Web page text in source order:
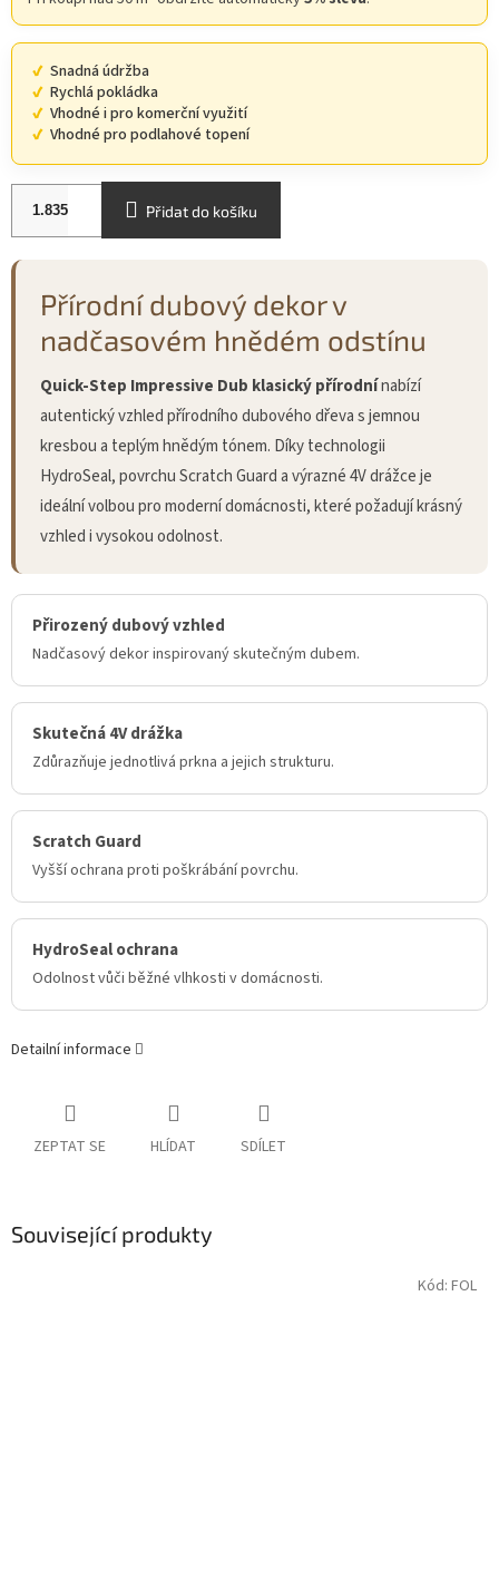
Snadná údržba
Rychlá pokládka
Vhodné i pro komerční využití
Vhodné pro podlahové topení
Přidat do košíku
Přírodní dubový dekor v
nadčasovém hnědém odstínu
Quick-Step Impressive Dub klasický přírodnínabízí
autentický vzhled přírodního dubového dřeva s jemnou
kresbou a teplým hnědým tónem. Díky technologii
HydroSeal, povrchu Scratch Guard a výrazné 4V drážce je
ideální volbou pro moderní domácnosti, které požadují krásný
vzhled i vysokou odolnost.
Přirozený dubový vzhled
Nadčasový dekor inspirovaný skutečným dubem.
Skutečná 4V drážka
Zdůrazňuje jednotlivá prkna a jejich strukturu.
Scratch Guard
Vyšší ochrana proti poškrábání povrchu.
HydroSeal ochrana
Odolnost vůči běžné vlhkosti v domácnosti.
Detailní informace
ZEPTAT SE HLÍDAT SDÍLET
Související produkty
Kód: FOL